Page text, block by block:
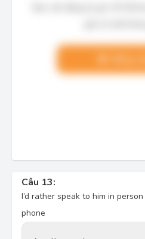
Câu 13:
I’d rather speak to him in
phone